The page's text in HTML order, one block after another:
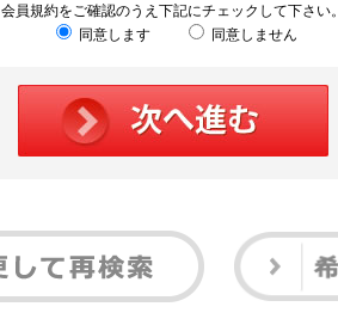
会員規約をご確認のうえ下記にチェックして下さい。
同意します
同意しません